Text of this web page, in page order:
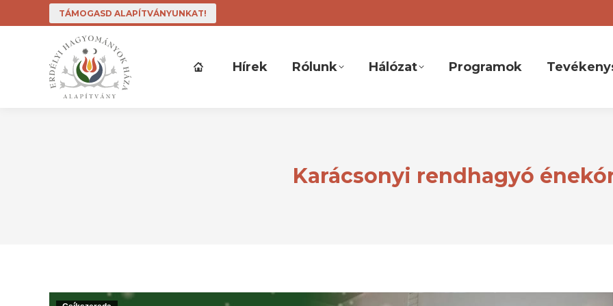
TÁMOGASD ALAPÍTVÁNYUNKAT!
Hírek Rólunk Hálózat Programok
Karácsonyi rendhagyó